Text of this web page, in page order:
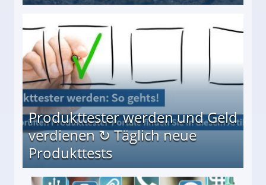
Produkttester werden und Geld
verdienen ↻ Täglich neue
Produkttests
↻ Täglich neue Produkttests